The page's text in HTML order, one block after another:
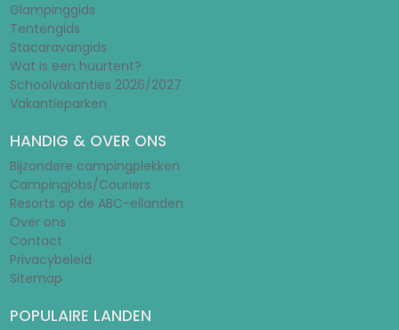
Glampinggids
Tentengids
Stacaravangids
Wat is een huurtent?
Schoolvakanties 2026/2027
Vakantieparken
HANDIG & OVER ONS
Bijzondere campingplekken
Campingjobs/Couriers
Resorts op de ABC-eilanden
Over ons
Contact
Privacybeleid
Sitemap
POPULAIRE LANDEN